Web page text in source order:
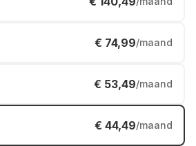
€ 74,99/maand
€ 53,49/maand
€ 44,49/maand